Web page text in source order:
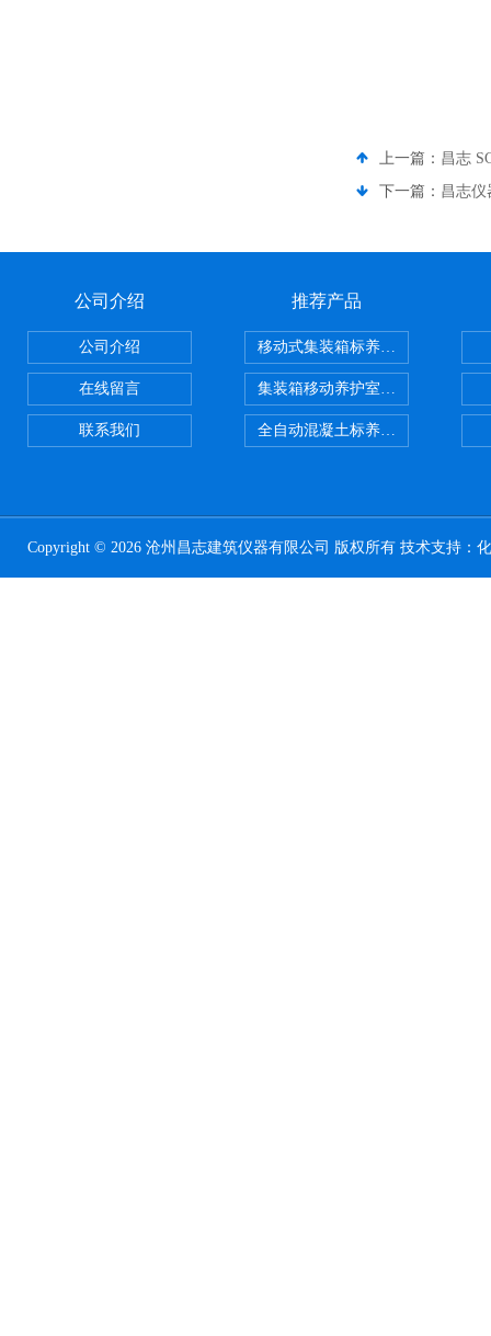
上一篇： 昌志
下一篇： 昌志仪
公司介绍
公司介绍
在线留言
联系我们
推荐产品
移动式集装箱标养室 养护室设备
集装箱移动养护室 标养室
全自动混凝土标养室恒温恒湿设备
Copyright © 2026 沧州昌志建筑仪器有限公司 版权所有 技术支持：